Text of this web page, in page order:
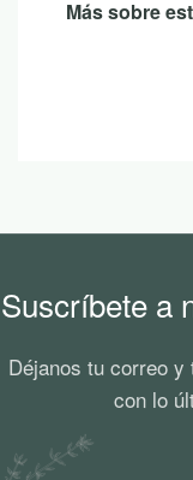
Más sobre
Suscríbete a
Déjanos tu correo
con lo